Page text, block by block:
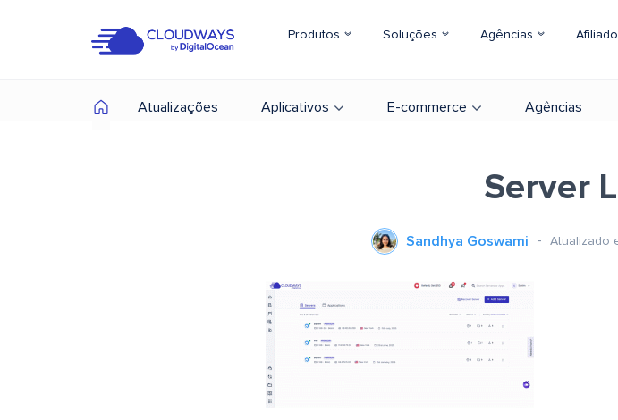
Produtos Soluções Agências Afiliado
Atualizações Aplicativos E-commerce Agências
Server
Sandhya Goswami Atualizado